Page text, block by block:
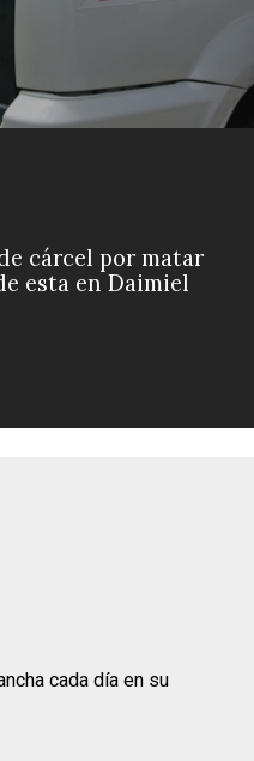
cárcel por matar
esta en Daimiel
cada día en su